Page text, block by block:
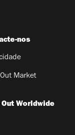
nos
Market
Out Worldwide